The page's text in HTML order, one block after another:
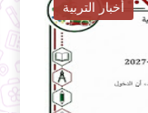
أخبار التوظيف